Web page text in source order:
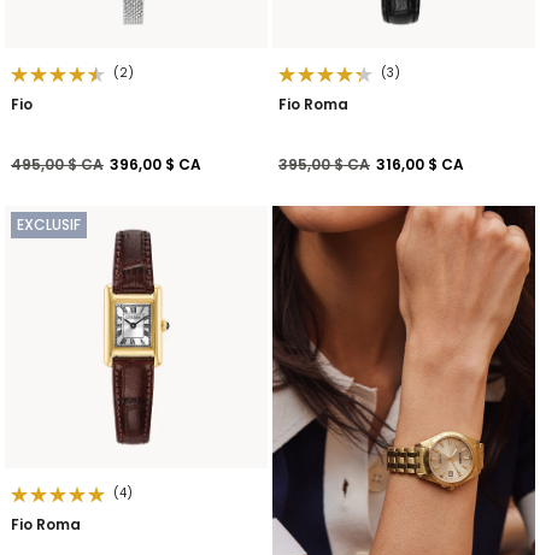
(2)
Fio
Prix réduit de
495,00 $ CAà396,00 $ CA
(3)
Fio Roma
Prix réduit de
395,00 $ CAà316,00 $ CA
EXCLUSIF
(4)
Fio Roma